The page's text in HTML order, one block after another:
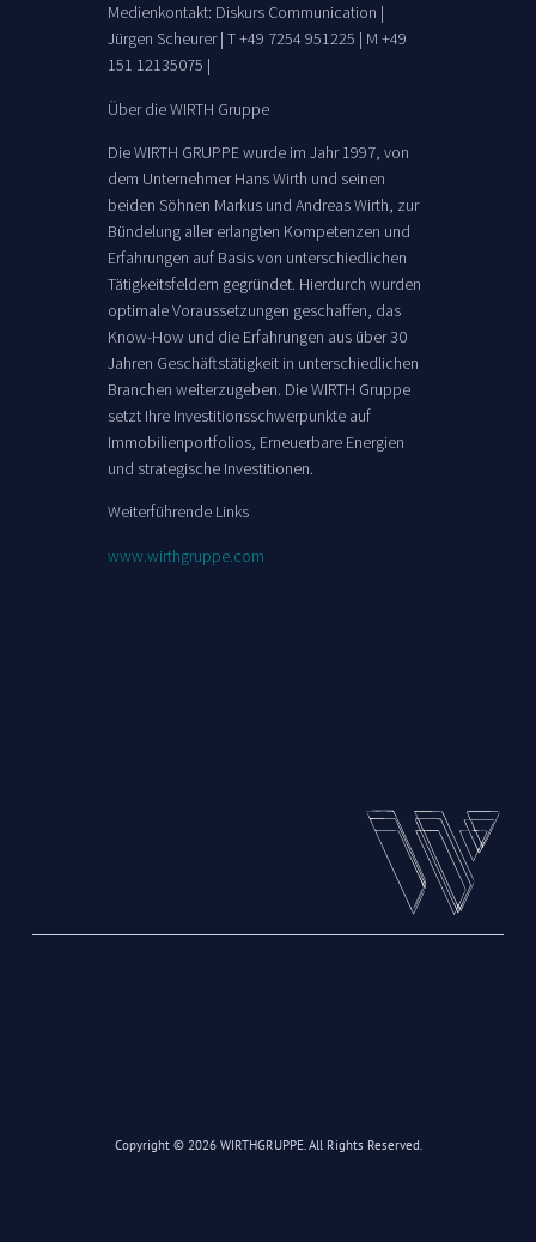
Medienkontakt: Diskurs Communication |
Jürgen Scheurer | T +49 7254 951225 | M +49
151 12135075 |
Über die WIRTH Gruppe
Die WIRTH GRUPPE wurde im Jahr 1997, von
dem Unternehmer Hans Wirth und seinen
beiden Söhnen Markus und Andreas Wirth, zur
Bündelung aller erlangten Kompetenzen und
Erfahrungen auf Basis von unterschiedlichen
Tätigkeitsfeldern gegründet. Hierdurch wurden
optimale Voraussetzungen geschaffen, das
Know-How und die Erfahrungen aus über 30
Jahren Geschäftstätigkeit in unterschiedlichen
Branchen weiterzugeben. Die WIRTH Gruppe
setzt Ihre Investitionsschwerpunkte auf
Immobilienportfolios, Erneuerbare Energien
und strategische Investitionen.
Weiterführende Links
www.wirthgruppe.com
Copyright © 2026 WIRTHGRUPPE. All Rights Reserved.